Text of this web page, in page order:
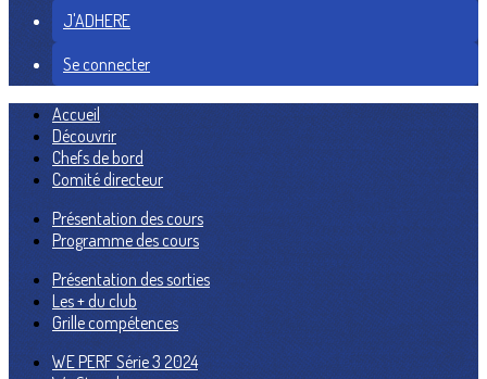
J'ADHERE
Se connecter
Accueil
Découvrir
Chefs de bord
Comité directeur
Présentation des cours
Programme des cours
Présentation des sorties
Les + du club
Grille compétences
WE PERF Série 3 2024